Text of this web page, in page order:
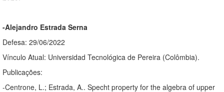
-Alejandro Estrada Serna
Defesa: 29/06/2022
Vínculo Atual: Universidad Tecnológica de Pereira (Colômbia).
Publicações:
-Centrone, L.; Estrada, A.. Specht property for the algebra of upper